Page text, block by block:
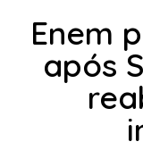
Enem
após